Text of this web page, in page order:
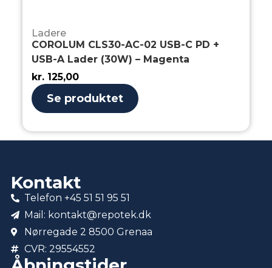
Ladere
COROLUM CLS30-AC-02 USB-C PD +
USB-A Lader (30W) – Magenta
kr. 125,00
Se produktet
Kontakt
Telefon +45 51 51 95 51
Mail: kontakt@repotek.dk
Nørregade 2 8500 Grenaa
CVR: 29554552